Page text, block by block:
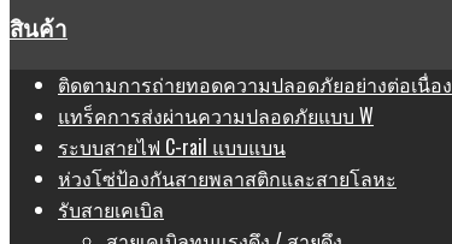
สินค้า
ติดตามการถ่ายทอดความปลอดภัยอย่างต่อเนื่อง
แทร็คการส่งผ่านความปลอดภัยแบบ W
ระบบสายไฟ C-rail แบบแบน
ห่วงโซ่ป้องกันสายพลาสติกและสายโลหะ
รับสายเคเบิล